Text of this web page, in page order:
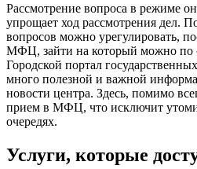
Рассмотрение вопроса в режиме
упрощает ход рассмотрения дел.
вопросов можно урегулировать,
МФЦ, зайти на который можно по
Городской портал
много полезной и важной
новости центра. Здесь, помимо
прием в МФЦ, что исключит
очередях.
Услуги, которые